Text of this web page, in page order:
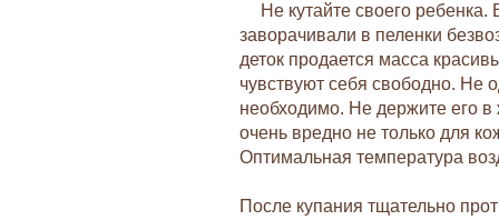
Не кутайте своего
заворачивали в пеленки
деток продается масса
чувствуют себя свободно. Не
необходимо. Не держите его в
очень вредно не только для
Оптимальная температура
После купания тщательно